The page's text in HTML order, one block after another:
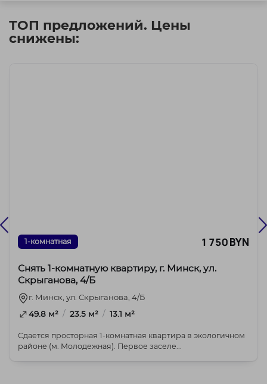
ТОП предложений. Цены
снижены:
1-комнатная 1 750 BYN
Снять 1-комнатную квартиру, г. Минск, ул.
Скрыганова, 4/Б
г. Минск, ул. Скрыганова, 4/Б
49.8 м² / 23.5 м² / 13.1 м²
Сдается просторная 1-комнатная квартира в экологичном
районе (м. Молодежная). Первое заселе...